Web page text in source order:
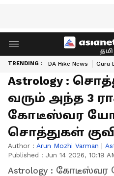
TRENDING : DA Hike News Guru
Astrology :
வரும் அந்த 3
கோடீஸ்வர
சொத்துகள்
Author : Arun Mozhi Varman |
Published : Jun 14 2026, 10:19
Astrology : கோடீஸ்வர